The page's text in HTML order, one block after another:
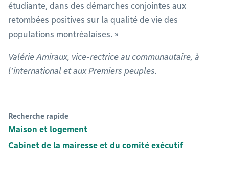
étudiante, dans des démarches conjointes aux
retombées positives sur la qualité de vie des
populations montréalaises. »
Valérie Amiraux, vice-rectrice au communautaire, à
l’international et aux Premiers peuples.
Recherche rapide
Maison et logement
Cabinet de la mairesse et du comité exécutif